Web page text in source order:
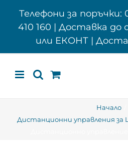
Телефони за поръчки:
410 160 | Доставка до
или ЕКОНТ |
Начало
Дистанционни управления за